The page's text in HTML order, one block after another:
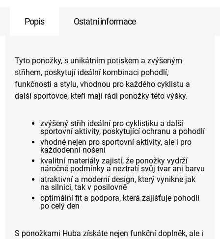
Popis Ostatní informace
Tyto ponožky, s unikátním potiskem a zvýšeným
střihem, poskytují ideální kombinaci pohodlí,
funkčnosti a stylu, vhodnou pro každého cyklistu a
další sportovce, kteří mají rádi ponožky této výšky.
zvýšený střih ideální pro cyklistiku a další
sportovní aktivity, poskytující ochranu a pohodlí
vhodné nejen pro sportovní aktivity, ale i pro
každodenní nošení
kvalitní materiály zajistí, že ponožky vydrží
náročné podmínky a neztratí svůj tvar ani barvu
atraktivní a moderní design, který vynikne jak
na silnici, tak v posilovně
optimální fit a podpora, která zajišťuje pohodlí
po celý den
S ponožkami Huba získáte nejen funkční doplněk, ale i